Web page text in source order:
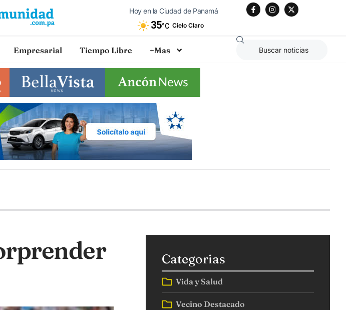
Hoy en la Ciudad de Panamá
35°C Cielo Claro
Empresarial Tiempo Libre +Mas
Categorias
Vida y Salud
Vecino Destacado